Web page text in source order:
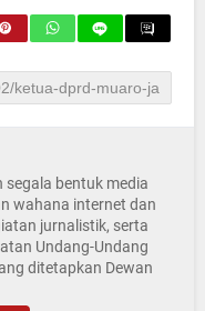
segala bentuk media
wahana internet dan
jurnalistik, serta
Undang-Undang
ditetapkan Dewan